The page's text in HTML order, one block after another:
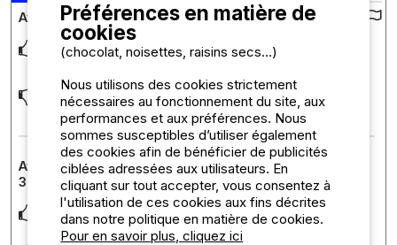
Avis sur le camping :
L'accueil et la disponibilité du personnel est parfait, pour
autant à l'heure du réchauffement clima ... Lire la suite
Couvrir les terrasses, mettre un digicode sur le portillon qui
mène à la plage
Avis sur l'hébergement : Mobil-home Confort environ
30 m²
Espace suffisant
Préférences en matière de
cookies
(chocolat, noisettes, raisins secs...)
Nous utilisons des cookies strictement
nécessaires au fonctionnement du site, aux
performances et aux préférences. Nous
sommes susceptibles d’utiliser également
des cookies afin de bénéficier de publicités
ciblées adressées aux utilisateurs. En
cliquant sur tout accepter, vous consentez à
l'utilisation de ces cookies aux fins décrites
dans notre politique en matière de cookies.
Pour en savoir plus, cliquez ici